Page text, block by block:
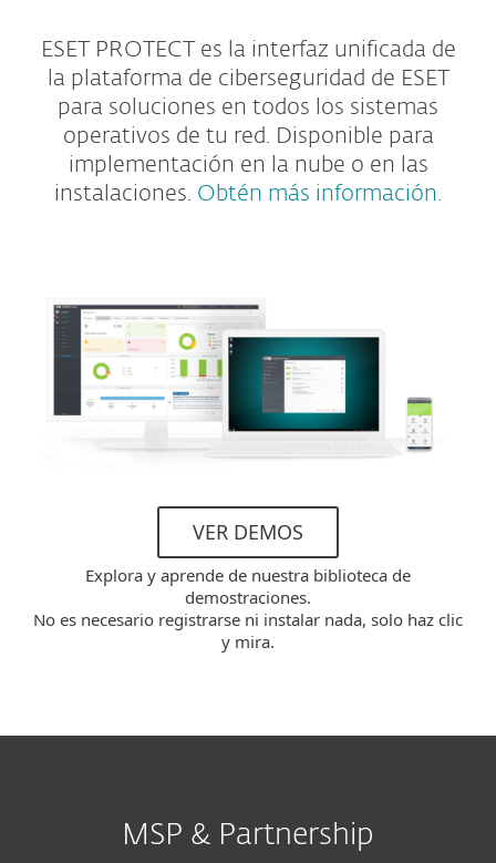
ESET PROTECT es la interfaz unificada de
la plataforma de ciberseguridad de ESET
para soluciones en todos los sistemas
operativos de tu red. Disponible para
implementación en la nube o en las
instalaciones. Obtén más información.
VER DEMOS
Explora y aprende de nuestra biblioteca de
demostraciones.
No es necesario registrarse ni instalar nada, solo haz clic
y mira.
MSP & Partnership